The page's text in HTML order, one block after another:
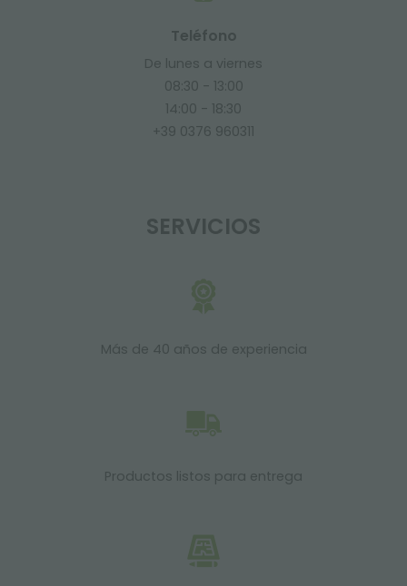
Teléfono
De lunes a viernes
08:30 - 13:00
14:00 - 18:30
+39 0376 960311
SERVICIOS
Más de 40 años de experiencia
Productos listos para entrega